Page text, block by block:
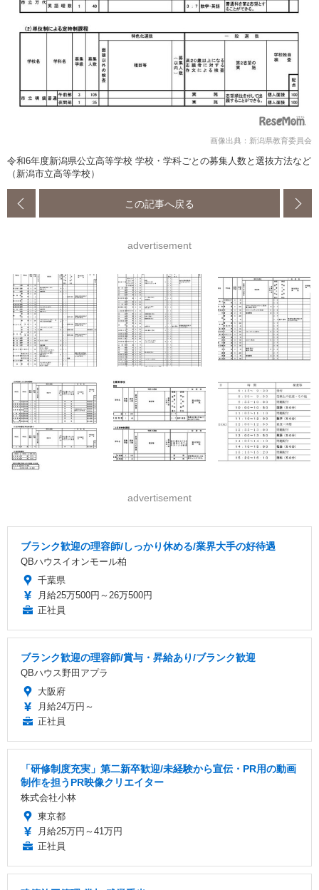
画像出典：新潟県教育委員会
令和6年度新潟県公立高等学校 学校・学科ごとの募集人数と選抜方法など
（新潟市立高等学校）
この記事へ戻る
advertisement
advertisement
ブランク歓迎の理容師/しっかり休める/業界大手の好待遇
QBハウスイオンモール柏
千葉県
月給25万500円～26万500円
正社員
ブランク歓迎の理容師/賞与・昇給あり/ブランク歓迎
QBハウス野田アプラ
大阪府
月給24万円～
正社員
「研修制度充実」第二新卒歓迎/未経験から宣伝・PR用の動画
制作を担うPR映像クリエイター
株式会社小林
東京都
月給25万円～41万円
正社員